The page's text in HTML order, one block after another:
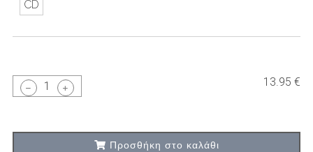
CD
1 13.95 €
Προσθήκη στο καλάθι